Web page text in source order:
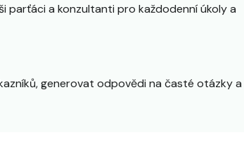
parťáci a konzultanti pro každodenní úkoly a
generovat odpovědi na časté otázky